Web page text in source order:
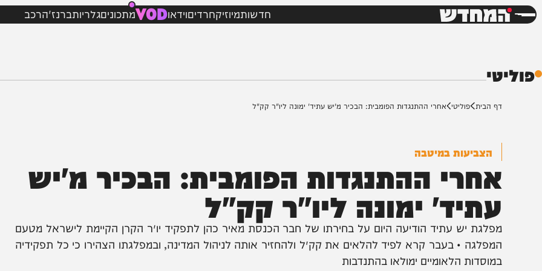
חדשותמיוזיקחרדיםוידאוVODמתכוניםגלריותברנז'הרכב
פוליטי אחרי ההתנגדות הפומבית: הבכיר מ'יש עתיד' ימונה ליו"ר קק"ל
הצביעות במיטבה
ההתנגדות הפומבית: הבכיר מ'יש
ימונה ליו"ר קק"ל
יש עתיד הודיעה היום על בחירתו של חבר הכנסת מאיר כהן לתפקיד יו״ר הקרן הקיימת לישראל מטעם
• בעבר קרא לפיד להלאים את קק״ל ולהחזיר אותה לניהול המדינה, ובמפלגתו הצהירו כי כל תפקידיה